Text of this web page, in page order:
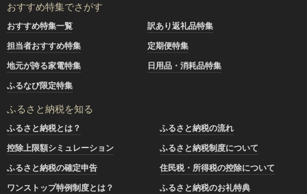
おすすめ特集でさがす
おすすめ特集一覧
訳あり返礼品特集
担当者おすすめ特集
定期便特集
地元が誇る家電特集
日用品・消耗品特集
ふるなび限定特集
ふるさと納税を知る
ふるさと納税とは？
ふるさと納税の流れ
控除上限額シミュレーション
ふるさと納税制度について
ふるさと納税の確定申告
住民税・所得税の控除について
ワンストップ特例制度とは？
ふるさと納税のお礼特典